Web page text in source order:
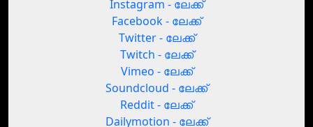
Instagram - ലേക്ക്
Facebook - ലേക്ക്
Twitter - ലേക്ക്
Twitch - ലേക്ക്
Vimeo - ലേക്ക്
Soundcloud - ലേക്ക്
Reddit - ലേക്ക്
Dailymotion - ലേക്ക്